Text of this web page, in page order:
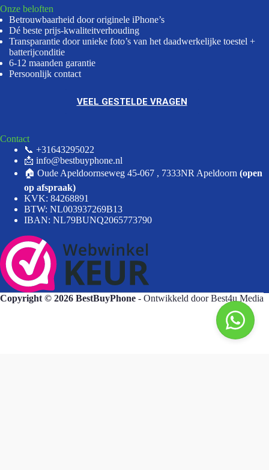
Onze beloften
Betrouwbaarheid door originele iPhone’s
Dé beste prijs-kwaliteitverhouding
Transparantie door unieke foto’s van het daadwerkelijke toestel +
batterijconditie
6-12 maanden garantie
Persoonlijk contact
VEEL GESTELDE VRAGEN
Contact
📞 +31643295022
📩 info@bestbuyphone.nl
🏠 Oude Apeldoornseweg 45-067 , 7333NR Apeldoorn (open
op afspraak)
KVK: 84268891
BTW: NL003937269B13
IBAN: NL79BUNQ2065773790
Copyright © 2026 BestBuyPhone - Ontwikkeld doorBest4u Media